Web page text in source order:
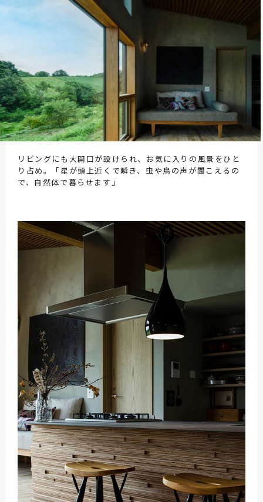
リビングにも大開口が設けられ、お気に入りの風景をひと
り占め。「星が頭上近くで瞬き、虫や鳥の声が聞こえるの
で、自然体で暮らせます」